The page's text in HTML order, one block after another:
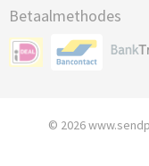
Betaalmethodes
© 2026